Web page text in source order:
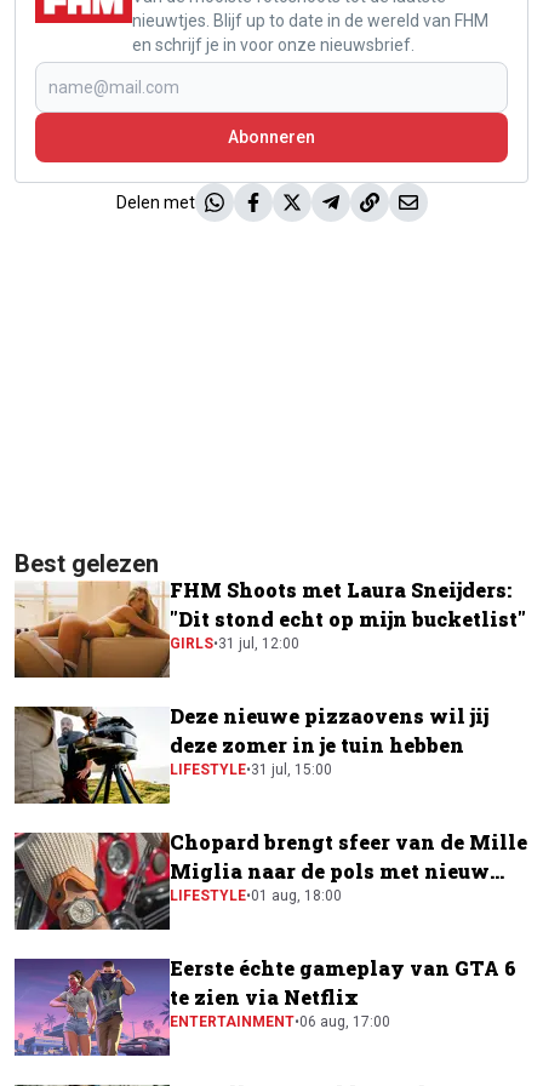
nieuwtjes. Blijf up to date in de wereld van FHM
en schrijf je in voor onze nieuwsbrief.
Abonneren
Delen met
Best gelezen
FHM Shoots met Laura Sneijders:
"Dit stond echt op mijn bucketlist"
GIRLS•31 jul, 12:00
Deze nieuwe pizzaovens wil jij
deze zomer in je tuin hebben
LIFESTYLE•31 jul, 15:00
Chopard brengt sfeer van de Mille
Miglia naar de pols met nieuw
horloge
LIFESTYLE•01 aug, 18:00
Eerste échte gameplay van GTA 6
te zien via Netflix
ENTERTAINMENT•06 aug, 17:00